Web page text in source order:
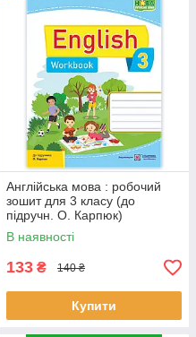
Англійська мова : робочий
зошит для 3 класу (до
підручн. О. Карпюк)
В наявності
133 ₴ 140 ₴
Купити